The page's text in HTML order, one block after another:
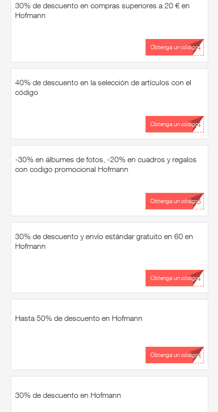
30% de descuento en compras superiores a 20 € en
Hofmann
...24
Obtenga un código
40% de descuento en la selección de artículos con el
código
...24
Obtenga un código
-30% en álbumes de fotos, -20% en cuadros y regalos
con codigo promocional Hofmann
...26
Obtenga un código
30% de descuento y envío estándar gratuito en 60 en
Hofmann
...24
Obtenga un código
Hasta 50% de descuento en Hofmann
...AR
Obtenga un código
30% de descuento en Hofmann